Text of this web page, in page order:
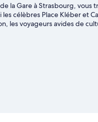
la Gare à Strasbourg,
célèbres Place Kléber et
les voyageurs avides de
de Noël de Strasbourg et